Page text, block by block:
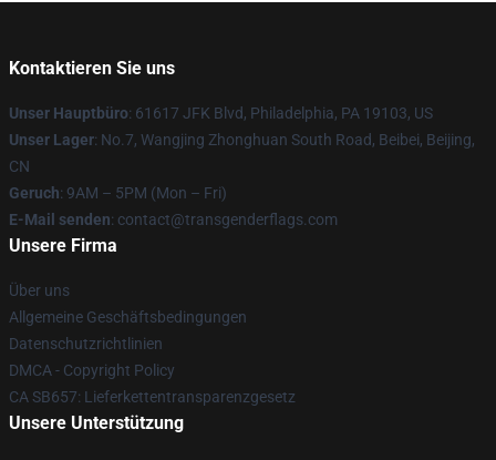
Kontaktieren Sie uns
Unser Hauptbüro: 61617 JFK Blvd, Philadelphia, PA 19103, US
Unser Lager: No.7, Wangjing Zhonghuan South Road, Beibei, Beijing,
CN
Geruch: 9AM – 5PM (Mon – Fri)
E-Mail senden: contact@transgenderflags.com
Unsere Firma
Über uns
Allgemeine Geschäftsbedingungen
Datenschutzrichtlinien
DMCA - Copyright Policy
CA SB657: Lieferkettentransparenzgesetz
Unsere Unterstützung